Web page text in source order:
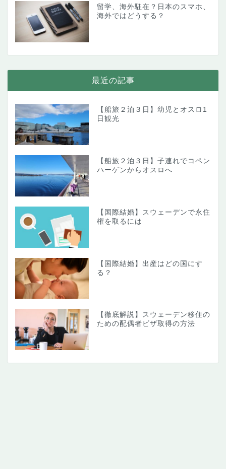
留学、海外駐在？日本のスマホ、
海外ではどうする？
最近の記事
【船旅２泊３日】幼児とオスロ1
日観光
【船旅２泊３日】子連れでコペン
ハーゲンからオスロへ
【国際結婚】スウェーデンで永住
権を取るには
【国際結婚】出産はどの国にす
る？
【徹底解説】スウェーデン移住の
ための配偶者ビザ取得の方法